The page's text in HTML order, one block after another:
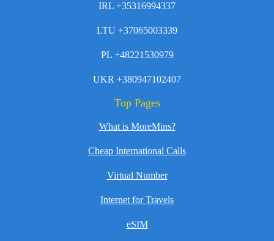
IRL +35316994337
LTU +37065003339
PL +48221530979
UKR +380947102407
Top Pages
What is MoreMins?
Cheap International Calls
Virtual Number
Internet for Travels
eSIM